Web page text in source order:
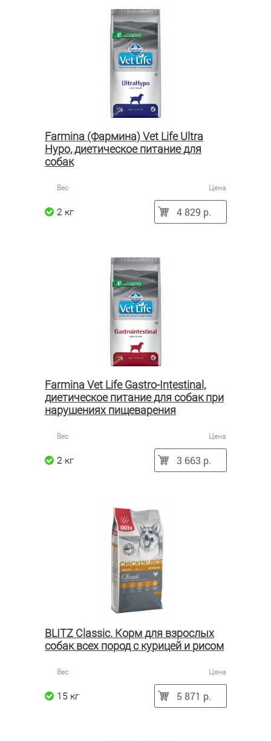
Farmina (Фармина) Vet Life Ultra
Hypo, диетическое питание для
собак
Вес Цена
2 кг 4 829 р.
Farmina Vet Life Gastro-Intestinal,
диетическое питание для собак при
нарушениях пищеварения
Вес Цена
2 кг 3 663 р.
BLITZ Classic. Корм для взрослых
собак всех пород с курицей и рисом
Вес Цена
15 кг 5 871 р.